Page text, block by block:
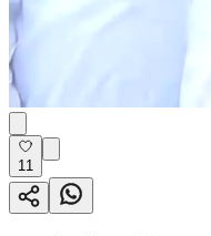
11